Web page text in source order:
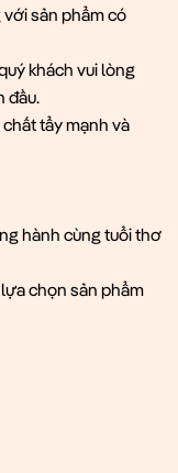
sản phẩm có
khách vui lòng
đầu.
tẩy mạnh và
hành cùng tuổi thơ
chọn sản phẩm